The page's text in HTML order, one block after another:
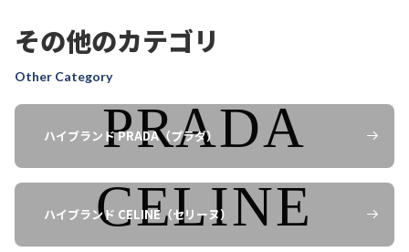
スタッフ
の買取価格は、アイテムの種類、デ
ザイン、テキスタイル、カラー、サ
す。特にtambourine、forest
parade、anemoneなどの人気テキ
スタイルや、状態が良いアイテムは
高価買取の対象となります。
その他のカテゴリ
Other Category
ハイブランド PRADA（プラダ）
ハイブランド CELINE（セリーヌ）